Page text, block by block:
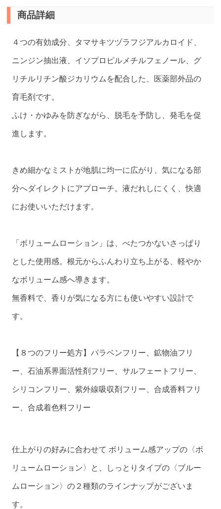
商品詳細
４つの有効成分、タマサキツヅラフジアルカロイド、
ニンジン抽出液、イソプロピルメチルフェノール、グ
リチルリチン酸ジカリウムを配合した、医薬部外品の
育毛剤です。
ふけ・かゆみを防ぎながら、脱毛を予防し、発毛を促
進します。
きめ細かなミストが地肌に均一に広がり、気になる部
分へダイレクトにアプローチ。液だれしにくく、快適
にお使いいただけます。
「ボリュームローション」は、べたつかないさっぱり
とした使用感。根元からふんわり立ち上がる、軽やか
なボリューム感へ導きます。
無香料で、香りが気になる方にも使いやすい設計で
す。
【８つのフリー処方】パラベンフリー、鉱物油フリ
ー、石油系界面活性剤フリー、サルフェートフリー、
シリコンフリー、紫外線吸収剤フリー、合成香料フリ
ー、合成着色料フリー
仕上がりの好みに合わせて ボリューム感アップの〈ボ
リュームローション〉と、しっとりタイプの〈ブルー
ムローション〉の２種類のラインナップがございま
す。